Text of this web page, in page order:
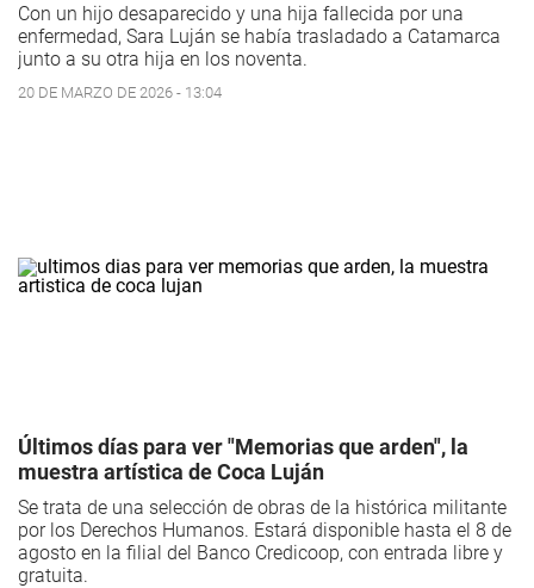
Con un hijo desaparecido y una hija fallecida por una
enfermedad, Sara Luján se había trasladado a Catamarca
junto a su otra hija en los noventa.
20 DE MARZO DE 2026 - 13:04
Últimos días para ver "Memorias que arden", la
muestra artística de Coca Luján
Se trata de una selección de obras de la histórica militante
por los Derechos Humanos. Estará disponible hasta el 8 de
agosto en la filial del Banco Credicoop, con entrada libre y
gratuita.